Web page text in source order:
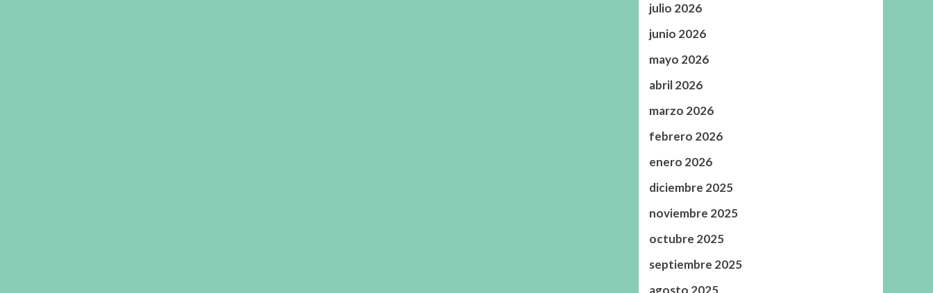
julio 2026
junio 2026
mayo 2026
abril 2026
marzo 2026
febrero 2026
enero 2026
diciembre 2025
noviembre 2025
octubre 2025
septiembre 2025
agosto 2025